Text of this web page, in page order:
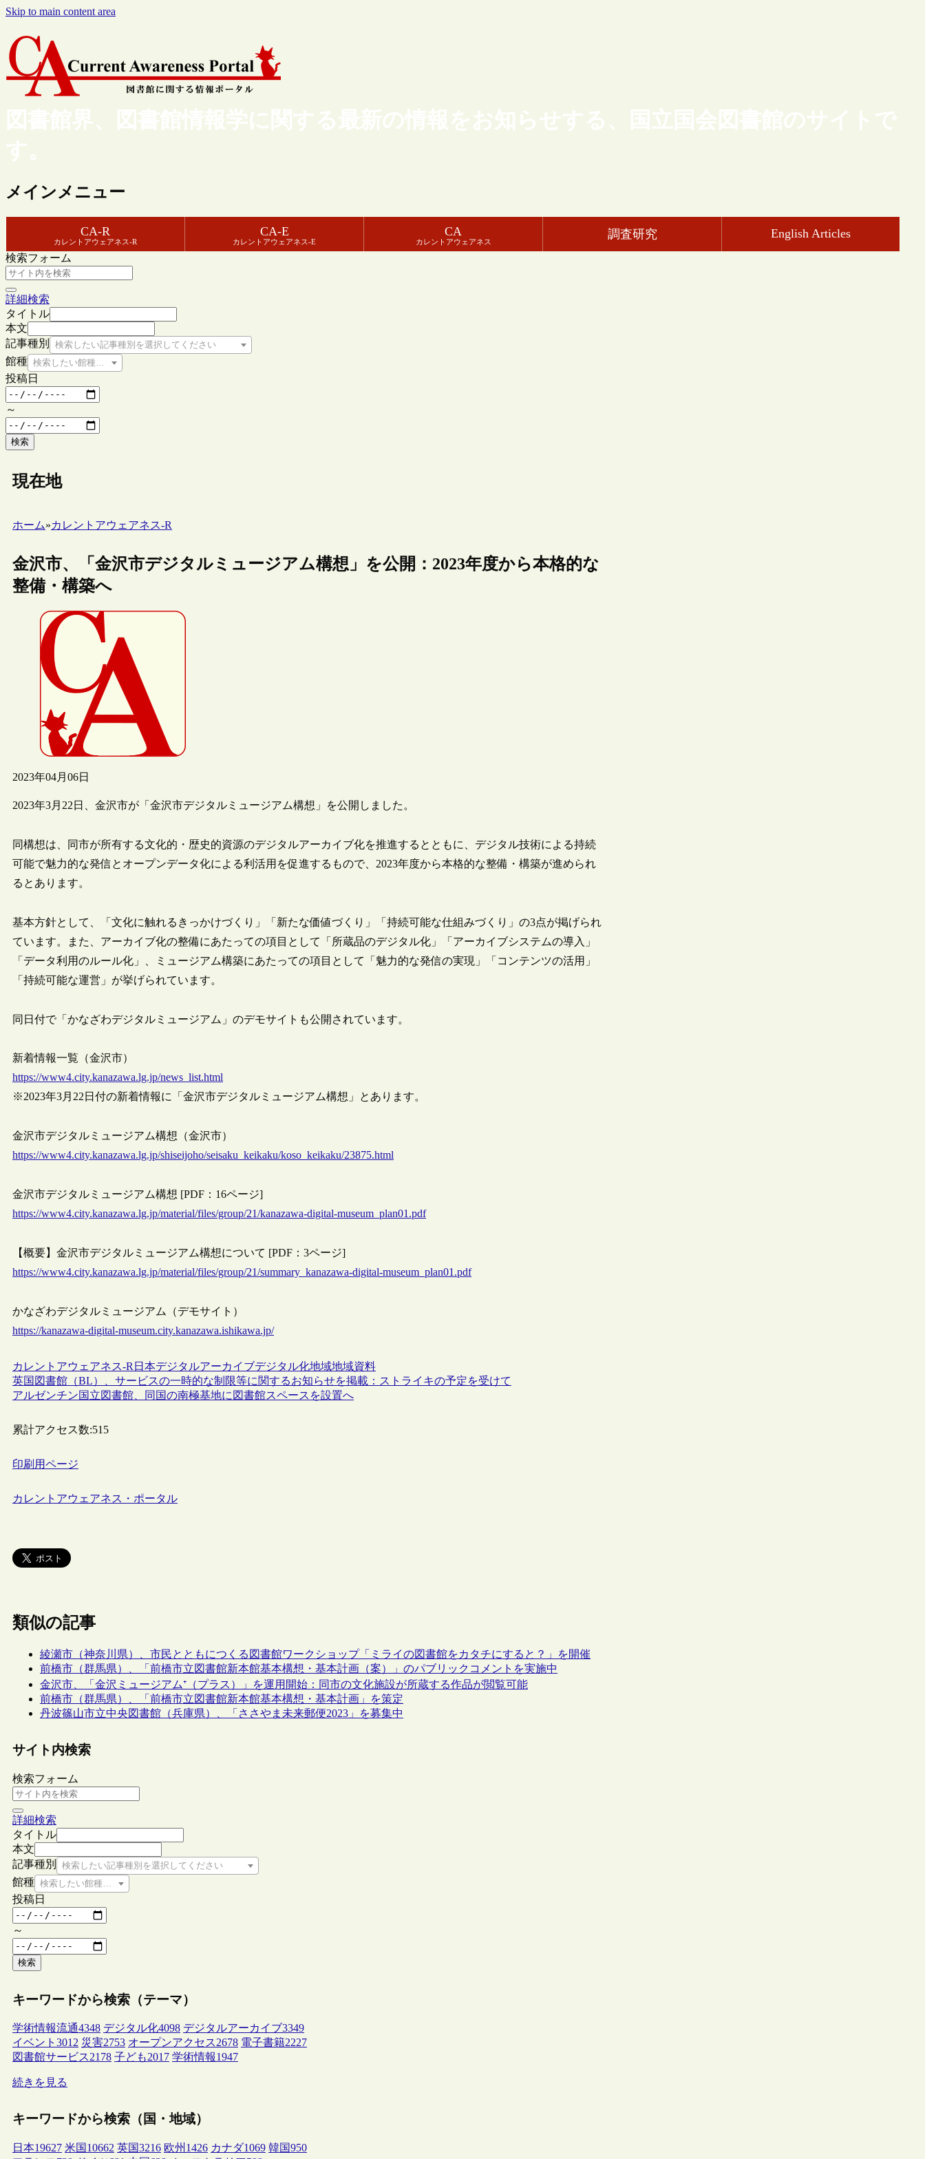
Skip to main content area
図書館界、図書館情報学に関する最新の情報をお知らせする、国立国会図書館のサイトで
す。
メインメニュー
CA-R
カレントアウェアネス-R
CA-E
カレントアウェアネス-E
CA
カレントアウェアネス
調査研究 English Articles
検索フォーム
詳細検索
タイトル
本文
記事種別
検索したい記事種別を選択してください
館種 検索したい館種を選択してください
投稿日
～
検索
現在地
ホーム»カレントアウェアネス-R
金沢市、「金沢市デジタルミュージアム構想」を公開：2023年度から本格的な
整備・構築へ
2023年04月06日
2023年3月22日、金沢市が「金沢市デジタルミュージアム構想」を公開しました。
同構想は、同市が所有する文化的・歴史的資源のデジタルアーカイブ化を推進するとともに、デジタル技術による持続
可能で魅力的な発信とオープンデータ化による利活用を促進するもので、2023年度から本格的な整備・構築が進められ
るとあります。
基本方針として、「文化に触れるきっかけづくり」「新たな価値づくり」「持続可能な仕組みづくり」の3点が掲げられ
ています。また、アーカイブ化の整備にあたっての項目として「所蔵品のデジタル化」「アーカイブシステムの導入」
「データ利用のルール化」、ミュージアム構築にあたっての項目として「魅力的な発信の実現」「コンテンツの活用」
「持続可能な運営」が挙げられています。
同日付で「かなざわデジタルミュージアム」のデモサイトも公開されています。
新着情報一覧（金沢市）
https://www4.city.kanazawa.lg.jp/news_list.html
※2023年3月22日付の新着情報に「金沢市デジタルミュージアム構想」とあります。
金沢市デジタルミュージアム構想（金沢市）
https://www4.city.kanazawa.lg.jp/shiseijoho/seisaku_keikaku/koso_keikaku/23875.html
金沢市デジタルミュージアム構想 [PDF：16ページ]
https://www4.city.kanazawa.lg.jp/material/files/group/21/kanazawa-digital-museum_plan01.pdf
【概要】金沢市デジタルミュージアム構想について [PDF：3ページ]
https://www4.city.kanazawa.lg.jp/material/files/group/21/summary_kanazawa-digital-museum_plan01.pdf
かなざわデジタルミュージアム（デモサイト）
https://kanazawa-digital-museum.city.kanazawa.ishikawa.jp/
カレントアウェアネス-R 日本デジタルアーカイブデジタル化地域地域資料
英国図書館（BL）、サービスの一時的な制限等に関するお知らせを掲載：ストライキの予定を受けて
アルゼンチン国立図書館、同国の南極基地に図書館スペースを設置へ
累計アクセス数:515
印刷用ページ
カレントアウェアネス・ポータル
類似の記事
綾瀬市（神奈川県）、市民とともにつくる図書館ワークショップ「ミライの図書館をカタチにすると？」を開催
前橋市（群馬県）、「前橋市立図書館新本館基本構想・基本計画（案）」のパブリックコメントを実施中
金沢市、「金沢ミュージアム⁺（プラス）」を運用開始：同市の文化施設が所蔵する作品が閲覧可能
前橋市（群馬県）、「前橋市立図書館新本館基本構想・基本計画」を策定
丹波篠山市立中央図書館（兵庫県）、「ささやま未来郵便2023」を募集中
サイト内検索
検索フォーム
詳細検索
タイトル
本文
記事種別
検索したい記事種別を選択してください
館種 検索したい館種を選択してください
投稿日
～
検索
キーワードから検索（テーマ）
学術情報流通4348 デジタル化4098 デジタルアーカイブ3349
イベント 3012 災害2753 オープンアクセス2678 電子書籍2227
図書館サービス2178 子ども2017 学術情報1947
続きを見る
キーワードから検索（国・地域）
日本19627 米国 10662 英国3216 欧州 1426 カナダ1069 韓国950